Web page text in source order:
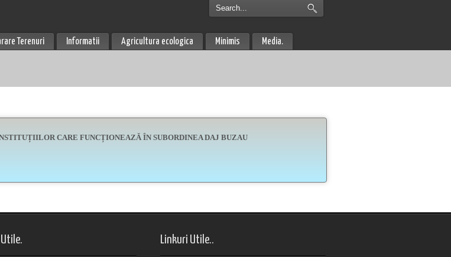
Terenuri Informatii Agricultura ecologica Minimis Media.
CARE FUNCȚIONEAZĂ ÎN SUBORDINEA DAJ BUZAU
Linkuri Utile..